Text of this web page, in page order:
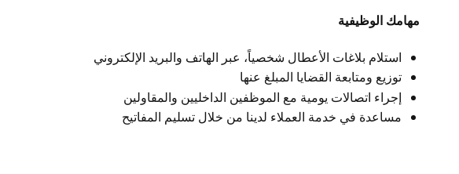
مهامك الوظيفية
استلام بلاغات الأعطال شخصياً، عبر الهاتف والبريد الإلكتروني
توزيع ومتابعة القضايا المبلغ عنها
إجراء اتصالات يومية مع الموظفين الداخليين والمقاولين
مساعدة في خدمة العملاء لدينا من خلال تسليم المفاتيح